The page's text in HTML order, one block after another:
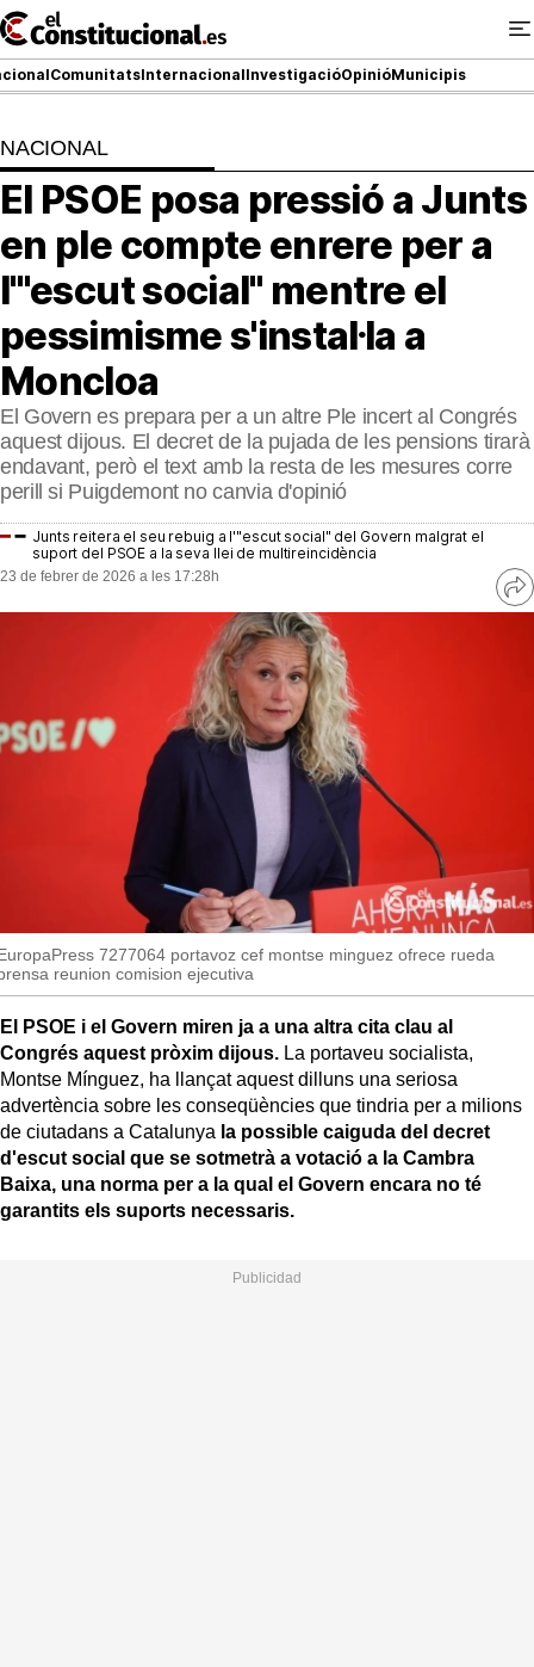
Ir
al
contenido
ComunitatsInternacionalInvestigacióOpinióMunicipis
NACIONAL
COMUNITATS
ElConstitucional TV
MésQueTele
ElConstitucional +
MésQueEstil
MésQuePartits
MésQueSuccessos
INTERNACIONAL
NACIONAL
El PSOE posa pressió a Junts
en ple compte enrere per a
l'"escut social" mentre el
pessimisme s'instal·la a
Moncloa
El Govern es prepara per a un altre Ple incert al Congrés
aquest dijous. El decret de la pujada de les pensions tirarà
endavant, però el text amb la resta de les mesures corre
perill si Puigdemont no canvia d'opinió
Junts reitera el seu rebuig a l'"escut social" del Govern malgrat el
suport del PSOE a la seva llei de multireincidència
23 de febrer de 2026 a les 17:28h
7277064 portavoz cef montse minguez ofrece rueda
reunion comision ejecutiva
El PSOE i el Govern miren ja a una altra cita clau al
Congrés aquest pròxim dijous. La portaveu socialista,
Montse Mínguez, ha llançat aquest dilluns una seriosa
advertència sobre les conseqüències que tindria per a milions
de ciutadans a Catalunya la possible caiguda del decret
d'escut social que se sotmetrà a votació a la Cambra
Baixa, una norma per a la qual el Govern encara no té
garantits els suports necessaris.